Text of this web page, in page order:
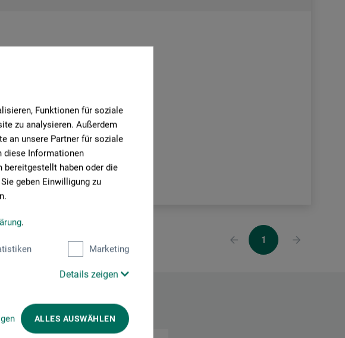
Funktionen für soziale
zu analysieren. Außerdem
an unsere Partner für soziale
diese Informationen
bereitgestellt haben oder die
geben Einwilligung zu
.
Marketing
Details zeigen
ALLES AUSWÄHLEN
1
im Onlineshop